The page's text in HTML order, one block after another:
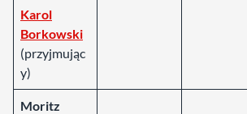
Karol
Borkowski
(przyjmując
y)
Moritz